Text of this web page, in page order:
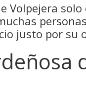
Volpejera
justo por su